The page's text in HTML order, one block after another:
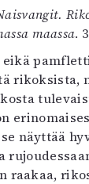
Oulu2026
Näyttelyt
Musiikki
Levyt
Kirjat
In English
Arkisto
maassa.
rikoksista,
näyttää
raakaa,